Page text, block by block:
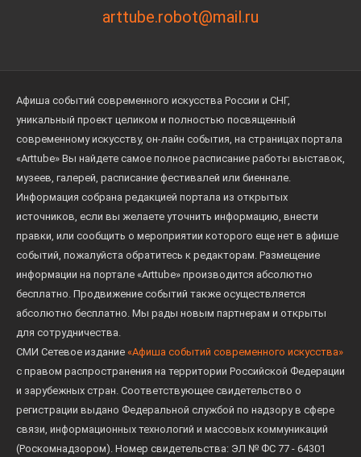
arttube.robot@mail.ru
Афиша событий современного искусства России и СНГ,
уникальный проект целиком и полностью посвященный
современному искусству, он-лайн события, на страницах портала
«Arttube» Вы найдете самое полное расписание работы выставок,
музеев, галерей, расписание фестивалей или биеннале.
Информация собрана редакцией портала из открытых
источников, если вы желаете уточнить информацию, внести
правки, или сообщить о мероприятии которого еще нет в афише
событий, пожалуйста обратитесь к редакторам. Размещение
информации на портале «Arttube» производится абсолютно
бесплатно. Продвижение событий также осуществляется
абсолютно бесплатно. Мы рады новым партнерам и открыты
для сотрудничества.
СМИ Сетевое издание «Афиша событий современного искусства»
с правом распространения на территории Российской Федерации
и зарубежных стран. Соответствующее свидетельство о
регистрации выдано Федеральной службой по надзору в сфере
связи, информационных технологий и массовых коммуникаций
(Роскомнадзором). Номер свидетельства: ЭЛ № ФС 77 - 64301